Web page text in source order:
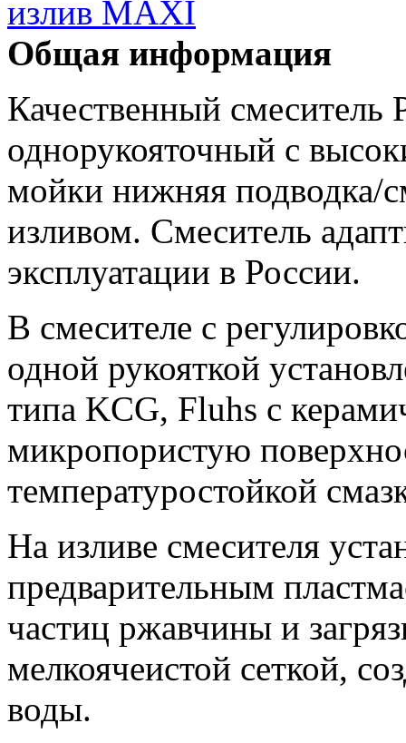
Общая информация
Качественный смеситель
однорукояточный с
мойки нижняя подводка/
изливом. Cмеситель
эксплуатации в России.
В смесителе с
одной рукояткой
типа KCG, Fluhs с
микропористую
температуростойкой
На изливе смесителя
предварительным
частиц ржавчины и
мелкоячеистой сеткой,
воды.